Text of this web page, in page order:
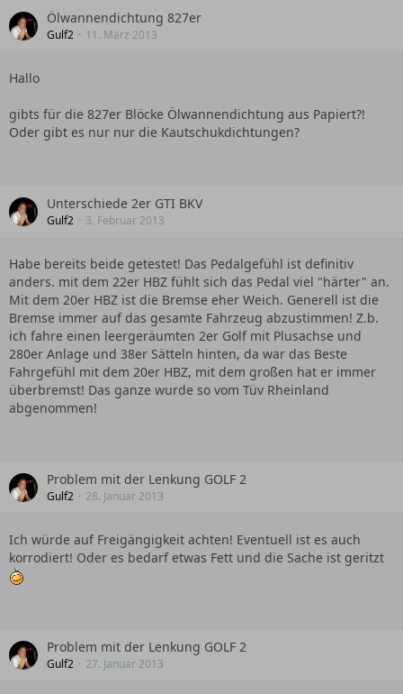
Ölwannendichtung 827er
Gulf2 11. März 2013
Hallo
gibts für die 827er Blöcke Ölwannendichtung aus Papiert?!
Oder gibt es nur nur die Kautschukdichtungen?
Unterschiede 2er GTI BKV
Gulf2 3. Februar 2013
Habe bereits beide getestet! Das Pedalgefühl ist definitiv
anders. mit dem 22er HBZ fühlt sich das Pedal viel "härter" an.
Mit dem 20er HBZ ist die Bremse eher Weich. Generell ist die
Bremse immer auf das gesamte Fahrzeug abzustimmen! Z.b.
ich fahre einen leergeräumten 2er Golf mit Plusachse und
280er Anlage und 38er Sätteln hinten, da war das Beste
Fahrgefühl mit dem 20er HBZ, mit dem großen hat er immer
überbremst! Das ganze wurde so vom Tüv Rheinland
abgenommen!
Problem mit der Lenkung GOLF 2
Gulf2 28. Januar 2013
Ich würde auf Freigängigkeit achten! Eventuell ist es auch
korrodiert! Oder es bedarf etwas Fett und die Sache ist geritzt
Problem mit der Lenkung GOLF 2
Gulf2 27. Januar 2013